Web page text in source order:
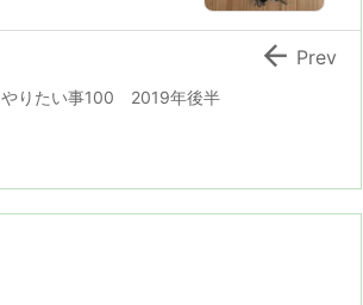
やりたい事100 2019年後半
 Prev